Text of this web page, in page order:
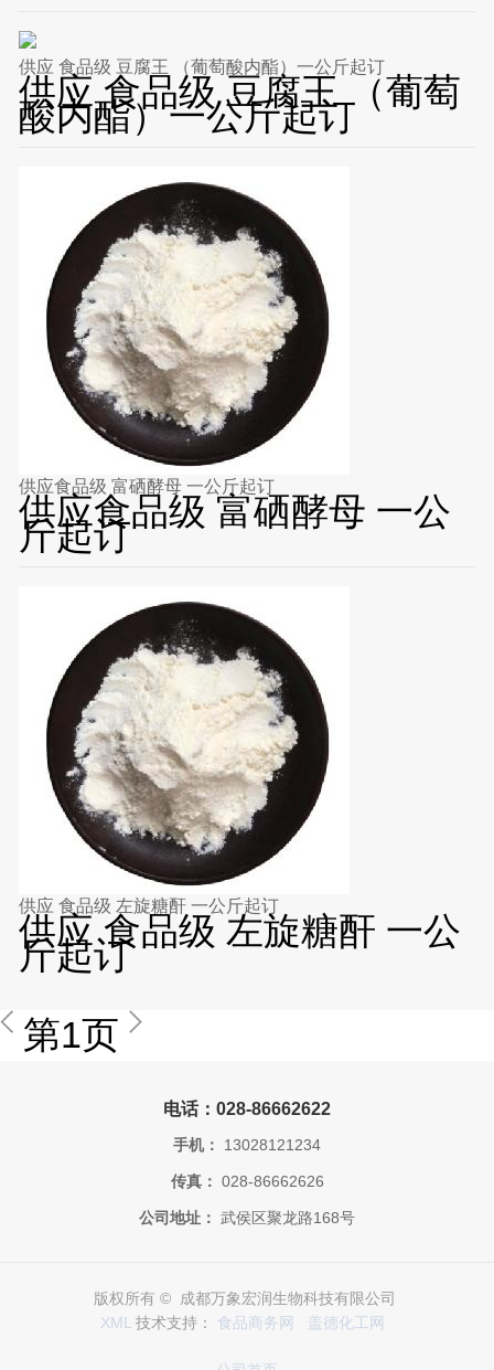
供应 食品级 豆腐王 （葡萄酸内酯）一公斤起订
供应 食品级 豆腐王 （葡萄
酸内酯）一公斤起订
供应食品级 富硒酵母 一公斤起订
供应食品级 富硒酵母 一公
斤起订
供应 食品级 左旋糖酐 一公斤起订
供应 食品级 左旋糖酐 一公
斤起订
第1页
电话：028-86662622
手机： 13028121234
传真： 028-86662626
公司地址： 武侯区聚龙路168号
版权所有 © 成都万象宏润生物科技有限公司
XML 技术支持： 食品商务网 盖德化工网